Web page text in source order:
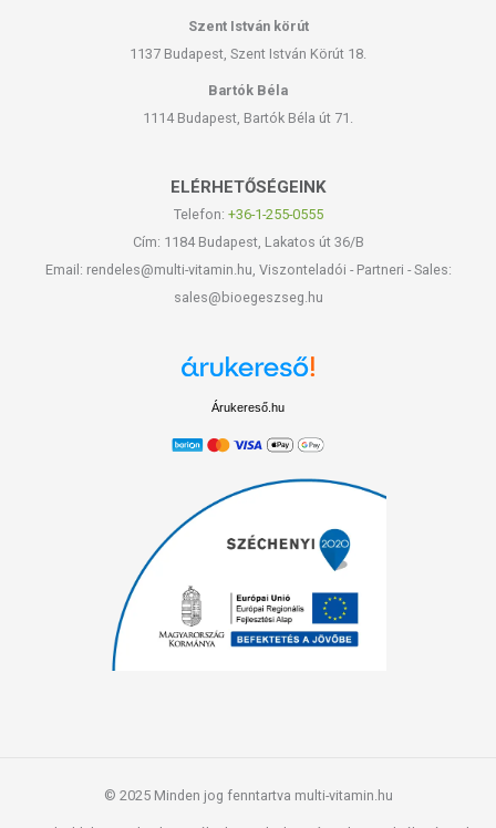
Szent István körút
1137 Budapest, Szent István Körút 18.
Bartók Béla
1114 Budapest, Bartók Béla út 71.
ELÉRHETŐSÉGEINK
Telefon: +36-1-255-0555
Cím: 1184 Budapest, Lakatos út 36/B
Email: rendeles@multi-vitamin.hu, Viszonteladói - Partneri - Sales:
sales@bioegeszseg.hu
Árukereső.hu
© 2025 Minden jog fenntartva multi-vitamin.hu